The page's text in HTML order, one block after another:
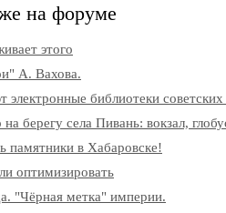
на форуме
этого
А. Вахова.
электронные библиотеки
берегу села Пивань: вокзал,
памятники в Хабаровске!
оптимизировать
"Чёрная метка" империи.